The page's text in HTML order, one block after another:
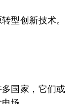
型创新技术。
国家，它们或